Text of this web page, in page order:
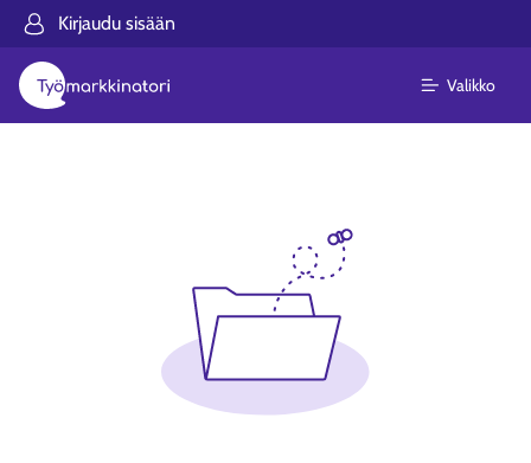
Kirjaudu sisään
Valikko